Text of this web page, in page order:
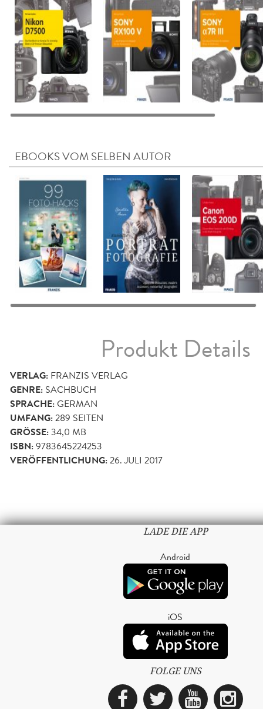
EBOOKS VOM SELBEN AUTOR
Produkt Details
VERLAG: FRANZIS VERLAG
GENRE: SACHBUCH
SPRACHE:GERMAN
UMFANG:289 SEITEN
GRÖSSE: 34,0 MB
ISBN:9783645224253
VERÖFFENTLICHUNG:26. JULI 2017
LADE DIE APP
Android
iOS
FOLGE UNS
Facebook
Twitter